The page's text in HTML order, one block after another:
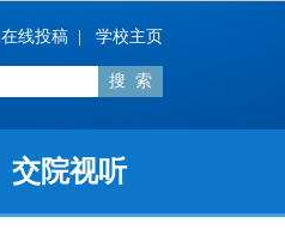
在线投稿 学校主页
交院视听